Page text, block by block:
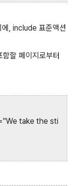
, include 표준액션
할 페이지로부터
take the sti